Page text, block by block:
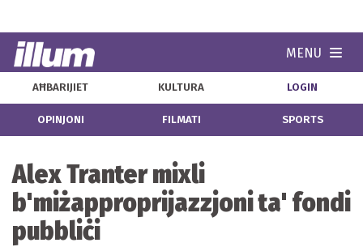
MENU
AĦBARIJIET KULTURA LOGIN
OPINJONI FILMATI SPORTS
Alex Tranter mixli
b'miżapproprijazzjoni ta' fondi
pubbliċi